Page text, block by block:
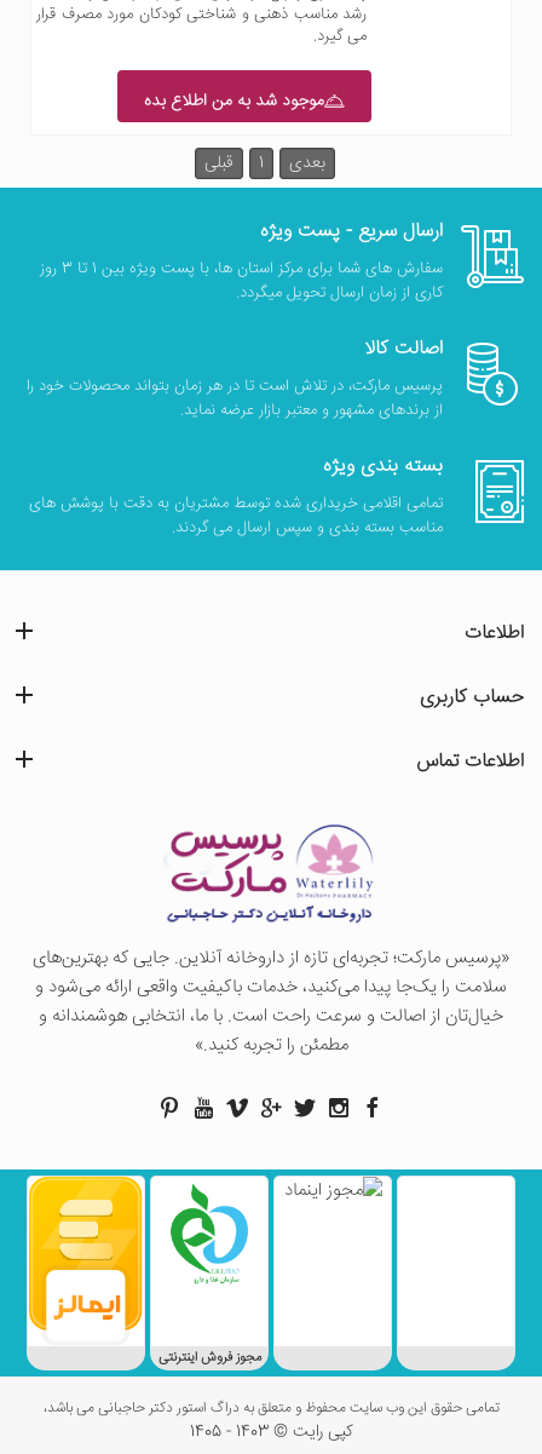
رشد مناسب ذهنی و شناختی کودکان مورد مصرف قرار
می گیرد.
موجود شد به من اطلاع بده
قبلی 1 بعدی
ارسال سریع - پست ویژه
سفارش های شما برای مرکز استان ها، با پست ویژه بین 1 تا 3 روز
کاری از زمان ارسال تحویل میگردد.
اصالت کالا
پرسیس مارکت، در تلاش است تا در هر زمان بتواند محصولات خود را
از برندهای مشهور و معتبر بازار عرضه نماید.
بسته بندی ویژه
تمامی اقلامی خریداری شده توسط مشتریان به دقت با پوشش های
مناسب بسته بندی و سپس ارسال می گردند.
«پرسيس ماركت؛ تجربه‌ای تازه از داروخانه آنلاین. جایی که بهترین‌های
سلامت را یک‌جا پیدا می‌کنید، خدمات باکیفیت واقعی ارائه می‌شود و
خیال‌تان از اصالت و سرعت راحت است. با ما، انتخابی هوشمندانه و
مطمئن را تجربه کنید.»
اطلاعات
حساب کاربری
اطلاعات تماس
مجوز فروش اینترنتی
تمامی حقوق این وب سایت محفوظ و متعلق به دراگ استور دکتر حاجبانی می باشد،
کپی رایت © 1403 - 1405